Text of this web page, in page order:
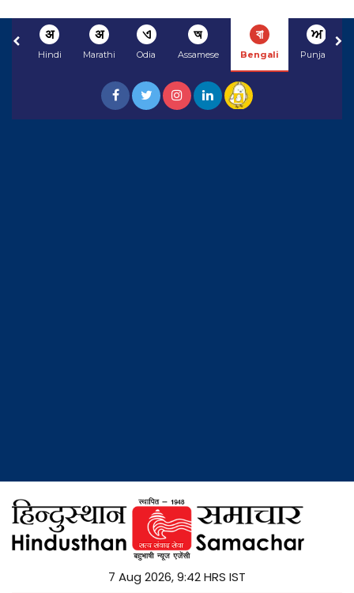
अ
Hindi
अ
Marathi
ଏ
Odia
অ
Assamese
বা
Bengali
ਅ
Punjabi
7 Aug 2026, 9:42 HRS IST